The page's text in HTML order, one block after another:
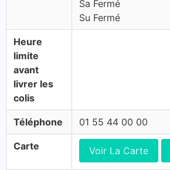
Sa Fermé
Su Fermé
Heure
limite
avant
livrer les
colis
Téléphone 01 55 44 00 00
Carte Voir La Carte